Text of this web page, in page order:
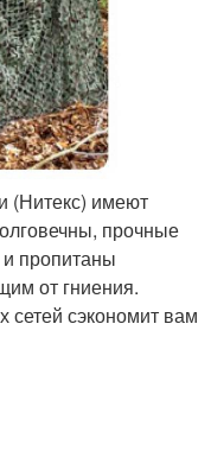
(Нитекс) имеют
прочные
пропитаны
от гниения.
сэкономит вам